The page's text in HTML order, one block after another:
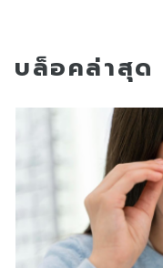
บล็อคล่าสุด